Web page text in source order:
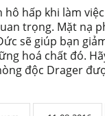
hô hấp khi làm
trọng. Mặt nạ
sẽ giúp bạn
hoá chất đó.
độc Drager